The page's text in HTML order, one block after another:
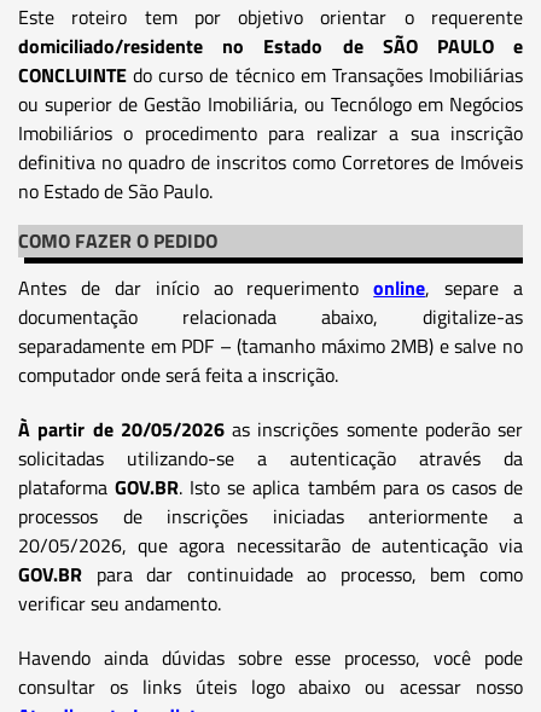
Este roteiro tem por objetivo orientar o requerente
domiciliado/residente no Estado de SÃO PAULO e
CONCLUINTE do curso de técnico em Transações Imobiliárias
ou superior de Gestão Imobiliária, ou Tecnólogo em Negócios
Imobiliários o procedimento para realizar a sua inscrição
definitiva no quadro de inscritos como Corretores de Imóveis
no Estado de São Paulo.
COMO FAZER O PEDIDO
Antes de dar início ao requerimentoonline, separe a
documentação relacionada abaixo, digitalize-as
separadamente em PDF – (tamanho máximo 2MB) e salve no
computador onde será feita a inscrição.
À partir de 20/05/2026as inscrições somente poderão ser
solicitadas utilizando-se a autenticação através da
plataformaGOV.BR. Isto se aplica também para os casos de
processos de inscrições iniciadas anteriormente a
20/05/2026, que agora necessitarão de autenticação via
GOV.BR para dar continuidade ao processo, bem como
verificar seu andamento.
Havendo ainda dúvidas sobre esse processo, você pode
consultar os links úteis logo abaixo ou acessar nosso